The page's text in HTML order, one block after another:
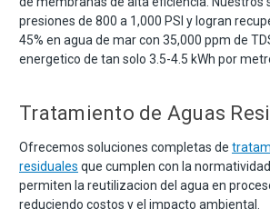
presiones de 800 a 1,000 PSI y logran
45% en agua de mar con 35,000 ppm de
energetico de tan solo 3.5-4.5 kWh por
Tratamiento de Aguas
Ofrecemos soluciones completas de
residuales que cumplen con la
permiten la reutilizacion del agua en
reduciendo costos y el impacto ambiental.